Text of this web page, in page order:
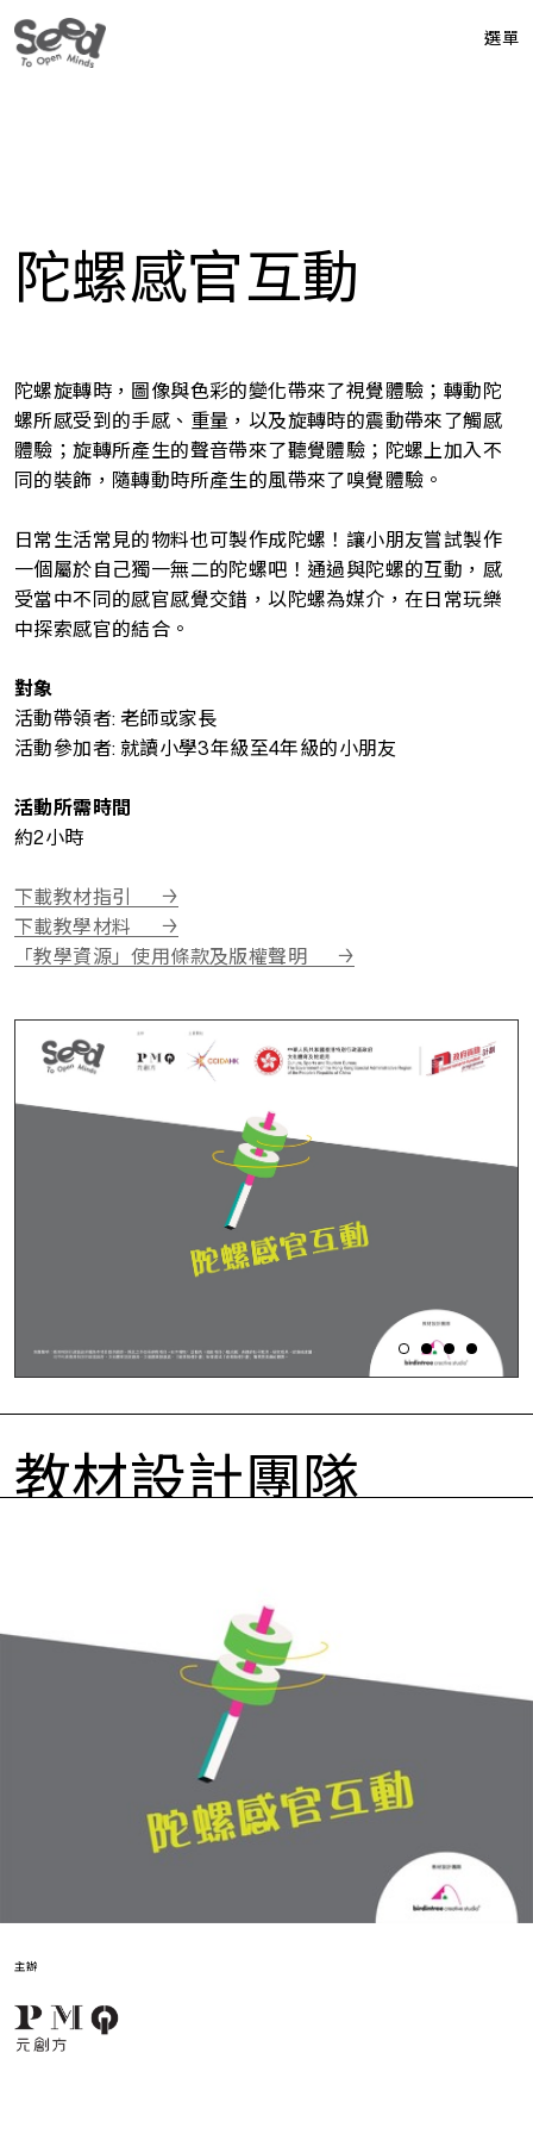
選單
陀螺感官互動
陀螺旋轉時，圖像與色彩的變化帶來了視覺體驗；轉動陀
螺所感受到的手感、重量，以及旋轉時的震動帶來了觸感
體驗；旋轉所產生的聲音帶來了聽覺體驗；陀螺上加入不
同的裝飾，隨轉動時所產生的風帶來了嗅覺體驗。
日常生活常見的物料也可製作成陀螺！讓小朋友嘗試製作
一個屬於自己獨一無二的陀螺吧！通過與陀螺的互動，感
受當中不同的感官感覺交錯，以陀螺為媒介，在日常玩樂
中探索感官的結合。
對象
活動帶領者: 老師或家長
活動參加者: 就讀小學3年級至4年級的小朋友
活動所需時間
約2小時
下載教材指引
下載教學材料
「教學資源」使用條款及版權聲明
教材設計團隊
主辦